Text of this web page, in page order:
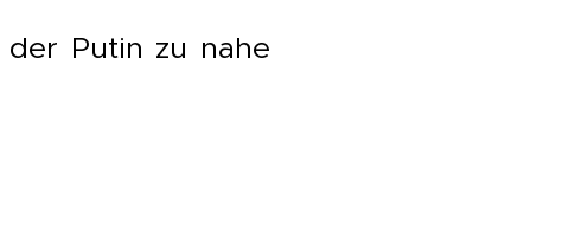
Putin zu nahe